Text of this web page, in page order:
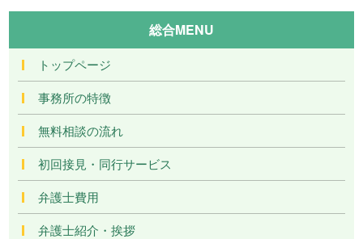
総合MENU
トップページ
事務所の特徴
無料相談の流れ
初回接見・同行サービス
弁護士費用
弁護士紹介・挨拶